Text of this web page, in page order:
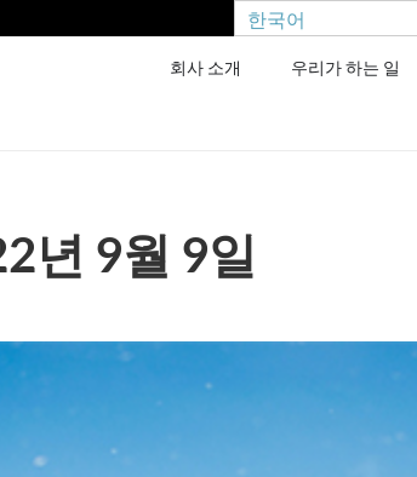
한국어
회사 소개 우리가 하는 일
년 9월 9일